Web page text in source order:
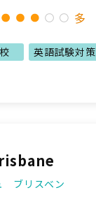
多
英語試験対策
ブリスベン